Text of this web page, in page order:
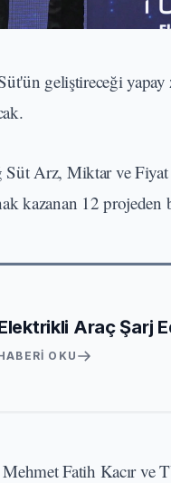
geliştireceği
Süt Arz, Miktar ve Fiyat
kazanan 12 projeden
Araç Şarj
OKU
Fatih Kacır ve